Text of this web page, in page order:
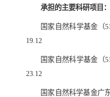
承担的主要科研项目：
国家自然科学基金（
19.12
国家自然科学基金（
23.12
国家自然科学基金广